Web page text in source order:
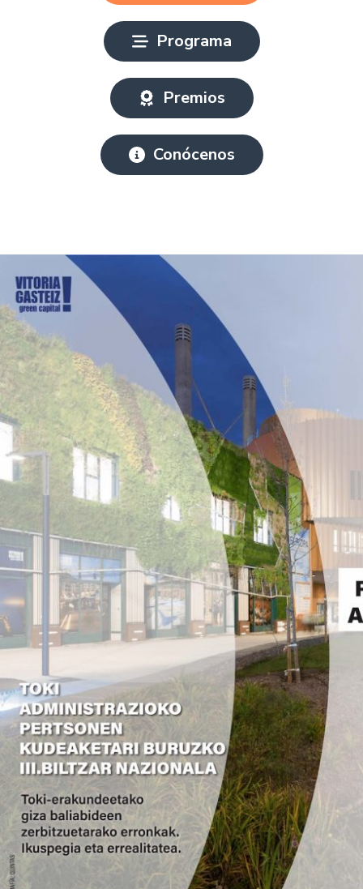
Programa
Premios
Conócenos